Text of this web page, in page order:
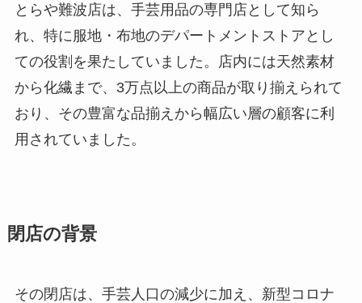
とらや難波店は、手芸用品の専門店として知ら
れ、特に服地・布地のデパートメントストアとし
ての役割を果たしていました。店内には天然素材
から化繊まで、3万点以上の商品が取り揃えられて
おり、その豊富な品揃えから幅広い層の顧客に利
用されていました。
閉店の背景
その閉店は、手芸人口の減少に加え、新型コロナ